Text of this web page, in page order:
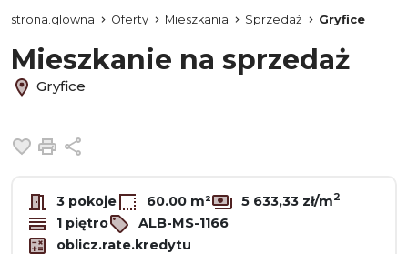
strona.glowna Oferty Mieszkania Sprzedaż Gryfice
Mieszkanie na sprzedaż
Gryfice
Dodaj do ulubionych
Drukuj
3 pokoje 60.00 m² 5 633,33 zł/m2
1 piętro
ALB-MS-1166
oblicz.rate.kredytu